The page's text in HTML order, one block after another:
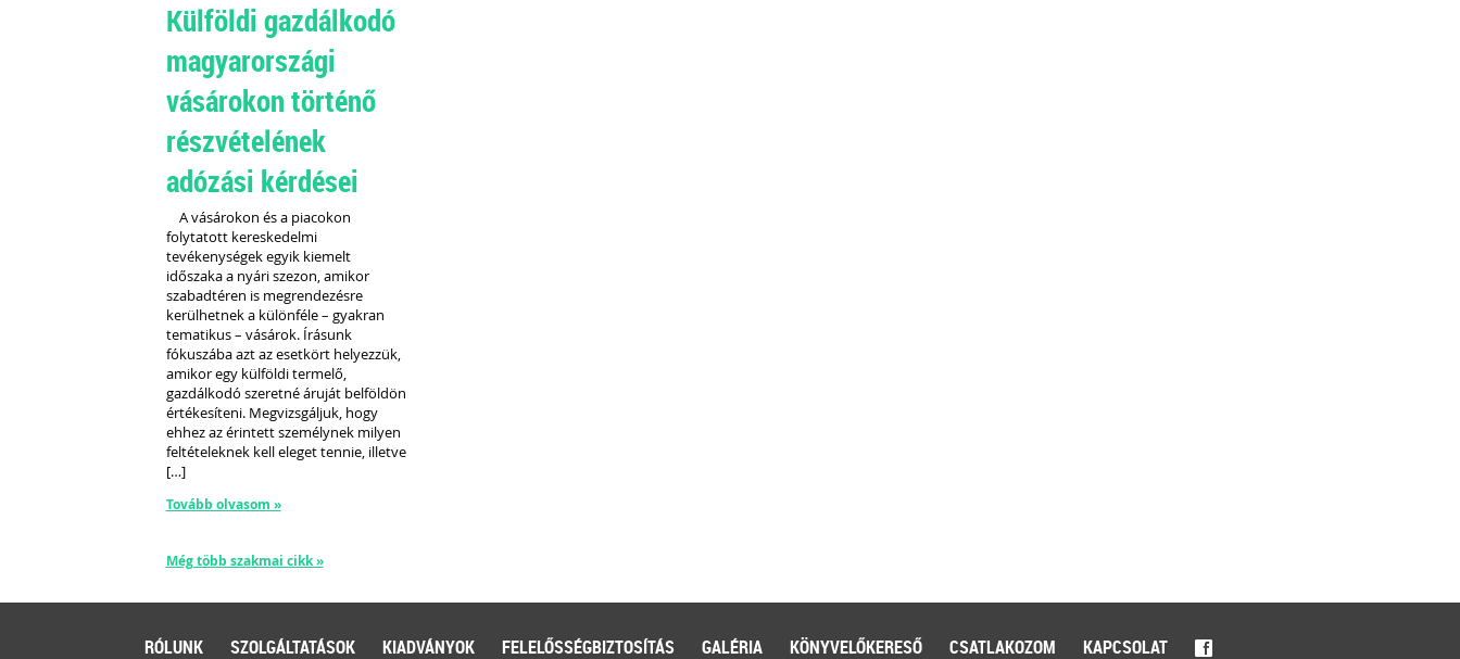
Külföldi gazdálkodó
magyarországi
vásárokon történő
részvételének
adózási kérdései
A vásárokon és a piacokon
folytatott kereskedelmi
tevékenységek egyik kiemelt
időszaka a nyári szezon, amikor
szabadtéren is megrendezésre
kerülhetnek a különféle – gyakran
tematikus – vásárok. Írásunk
fókuszába azt az esetkört helyezzük,
amikor egy külföldi termelő,
gazdálkodó szeretné áruját belföldön
értékesíteni. Megvizsgáljuk, hogy
ehhez az érintett személynek milyen
feltételeknek kell eleget tennie, illetve
[…]
Tovább olvasom »
Még több szakmai cikk »
RÓLUNK SZOLGÁLTATÁSOK KIADVÁNYOK FELELŐSSÉGBIZTOSÍTÁS GALÉRIA KÖNYVELŐKERESŐ CSATLAKOZOM KAPCSOLAT f